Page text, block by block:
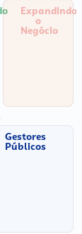
Expandindo
o
Negócio
Gestores
Públicos